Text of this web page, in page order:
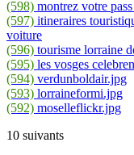
(598) montrez votre
(597) itineraires
voiture
(596) tourisme lorraine
(595) les vosges
(594) verdunboldair.jpg
(593) lorraineformi.jpg
(592) moselleflickr.jpg
10 suivants